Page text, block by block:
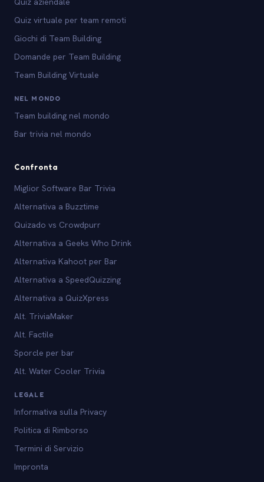
Quiz virtuale per team remoti
Giochi di Team Building
Domande per Team Building
Team Building Virtuale
NEL MONDO
Team building nel mondo
Bar trivia nel mondo
Confronta
Miglior Software Bar Trivia
Alternativa a Buzztime
Quizado vs Crowdpurr
Alternativa a Geeks Who Drink
Alternativa Kahoot per Bar
Alternativa a SpeedQuizzing
Alternativa a QuizXpress
Alt. TriviaMaker
Alt. Factile
Sporcle per bar
Alt. Water Cooler Trivia
LEGALE
Informativa sulla Privacy
Politica di Rimborso
Termini di Servizio
Impronta